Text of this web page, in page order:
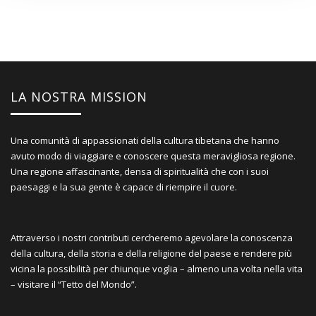
LA NOSTRA MISSION
Una comunità di appassionati della cultura tibetana che hanno
avuto modo di viaggiare e conoscere questa meravigliosa regione.
Una regione affascinante, densa di spiritualità che con i suoi
paesaggi e la sua gente è capace di riempire il cuore.
Attraverso i nostri contributi cercheremo agevolare la conoscenza
della cultura, della storia e della religione del paese e rendere più
vicina la possibilità per chiunque voglia – almeno una volta nella vita
– visitare il “Tetto del Mondo”.